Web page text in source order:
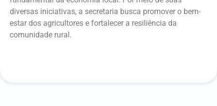
diversas iniciativas, a secretaria busca promover o bem-
estar dos agricultores e fortalecer a resiliência da
comunidade rural.